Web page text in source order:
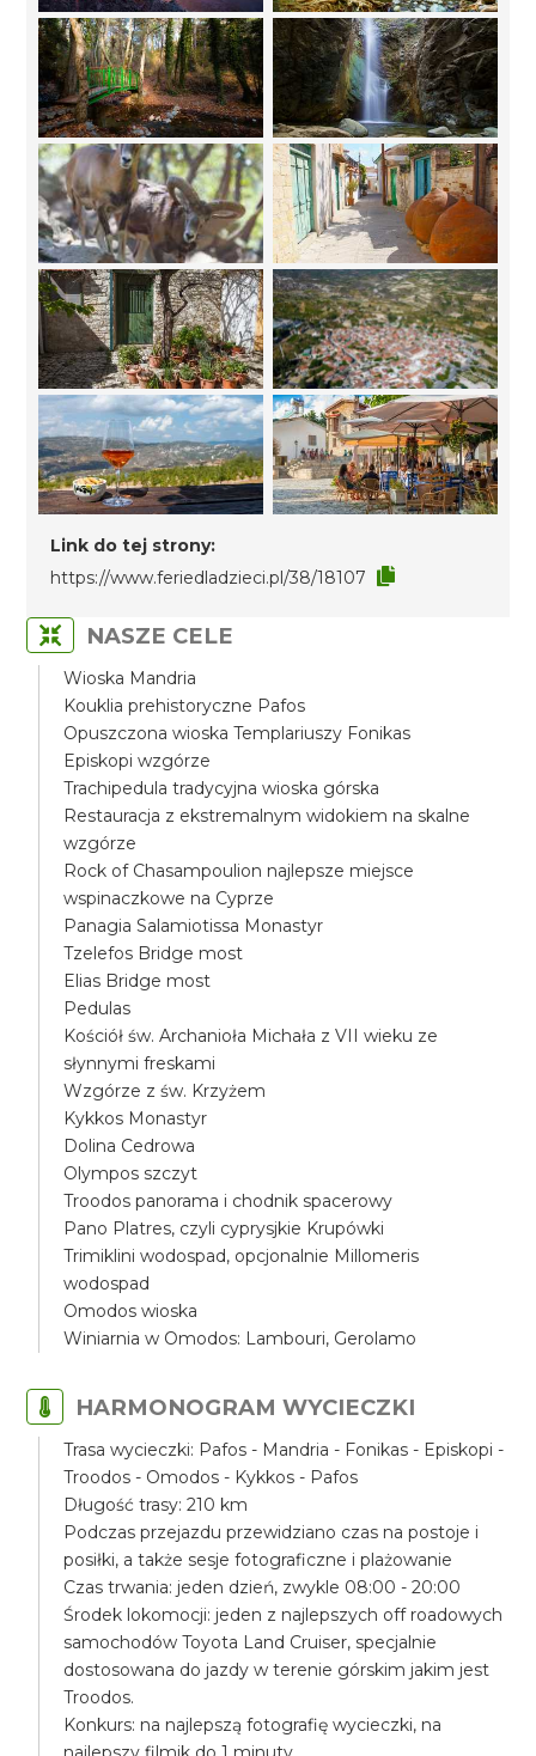
Link do tej strony:
https://www.feriedladzieci.pl/38/18107
NASZE CELE
Wioska Mandria
Kouklia prehistoryczne Pafos
Opuszczona wioska Templariuszy Fonikas
Episkopi wzgórze
Trachipedula tradycyjna wioska górska
Restauracja z ekstremalnym widokiem na skalne
wzgórze
Rock of Chasampoulion najlepsze miejsce
wspinaczkowe na Cyprze
Panagia Salamiotissa Monastyr
Tzelefos Bridge most
Elias Bridge most
Pedulas
Kościół św. Archanioła Michała z VII wieku ze
słynnymi freskami
Wzgórze z św. Krzyżem
Kykkos Monastyr
Dolina Cedrowa
Olympos szczyt
Troodos panorama i chodnik spacerowy
Pano Platres, czyli cyprysjkie Krupówki
Trimiklini wodospad, opcjonalnie Millomeris
wodospad
Omodos wioska
Winiarnia w Omodos: Lambouri, Gerolamo
HARMONOGRAM WYCIECZKI
Trasa wycieczki: Pafos - Mandria - Fonikas - Episkopi -
Troodos - Omodos - Kykkos - Pafos
Długość trasy: 210 km
Podczas przejazdu przewidziano czas na postoje i
posiłki, a także sesje fotograficzne i plażowanie
Czas trwania: jeden dzień, zwykle 08:00 - 20:00
Środek lokomocji: jeden z najlepszych off roadowych
samochodów Toyota Land Cruiser, specjalnie
dostosowana do jazdy w terenie górskim jakim jest
Troodos.
Konkurs: na najlepszą fotografię wycieczki, na